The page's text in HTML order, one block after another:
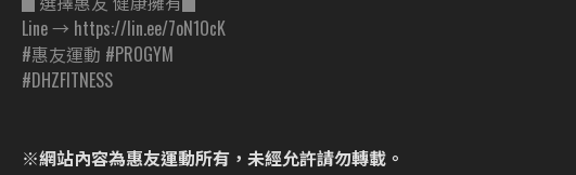
Line → https://lin.ee/7oN1OcK
#惠友運動 #PROGYM
#DHZFITNESS
※網站內容為惠友運動所有，未經允許請勿轉載。